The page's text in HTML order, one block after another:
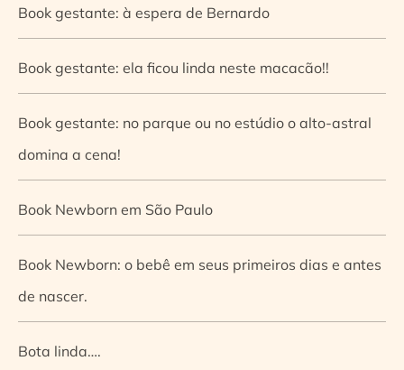
Book gestante: à espera de Bernardo
Book gestante: ela ficou linda neste macacão!!
Book gestante: no parque ou no estúdio o alto-astral
domina a cena!
Book Newborn em São Paulo
Book Newborn: o bebê em seus primeiros dias e antes
de nascer.
Bota linda….